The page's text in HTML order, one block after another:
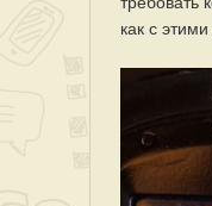
как с